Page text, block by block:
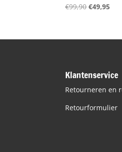
€99,90
€99,90.
€49,95
Klantenservice
Retourneren en
Retourformulier